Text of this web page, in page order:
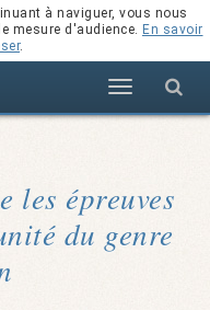
à naviguer, vous nous
mesure d'audience. En savoir
.
Navigation
les épreuves
du genre